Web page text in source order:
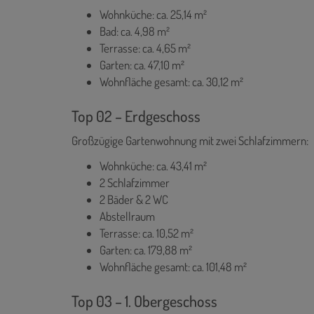
Wohnküche: ca. 25,14 m²
Bad: ca. 4,98 m²
Terrasse: ca. 4,65 m²
Garten: ca. 47,10 m²
Wohnfläche gesamt: ca. 30,12 m²
Top 02 – Erdgeschoss
Großzügige Gartenwohnung mit zwei Schlafzimmern:
Wohnküche: ca. 43,41 m²
2 Schlafzimmer
2 Bäder & 2 WC
Abstellraum
Terrasse: ca. 10,52 m²
Garten: ca. 179,88 m²
Wohnfläche gesamt: ca. 101,48 m²
Top 03 – 1. Obergeschoss